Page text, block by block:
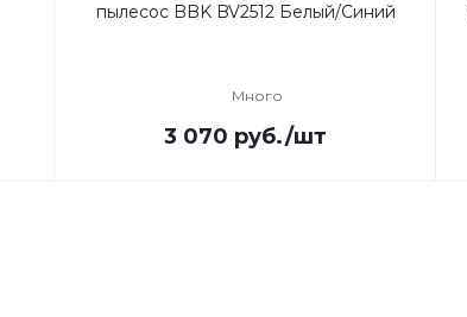
пылесос BBK BV2512 Белый/Синий
Много
3 070 руб./шт